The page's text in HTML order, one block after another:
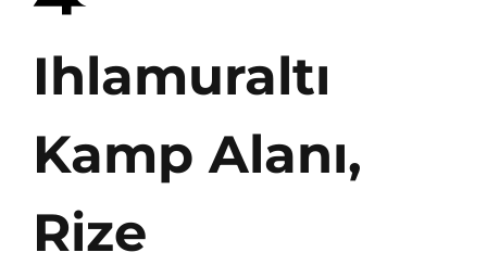
Ihlamuraltı
Kamp Alanı,
Rize